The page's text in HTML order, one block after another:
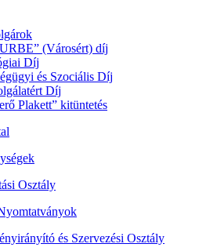
(Városért) díj
Díj
és Szociális Díj
Díj
Plakett” kitüntetés
Osztály
és Szervezési Osztály